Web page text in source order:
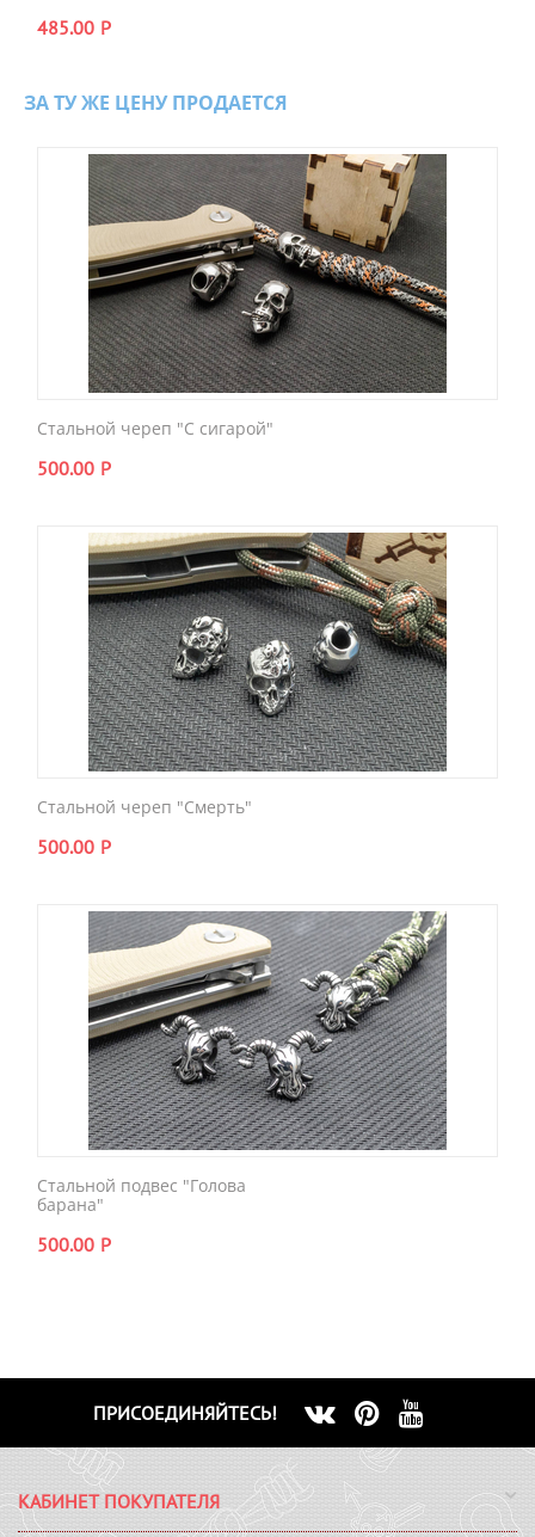
485.00 Р
ЗА ТУ ЖЕ ЦЕНУ ПРОДАЕТСЯ
Стальной череп "С сигарой"
500.00 Р
Стальной череп "Смерть"
500.00 Р
Стальной подвес "Голова
барана"
500.00 Р
ПРИСОЕДИНЯЙТЕСЬ!
КАБИНЕТ ПОКУПАТЕЛЯ